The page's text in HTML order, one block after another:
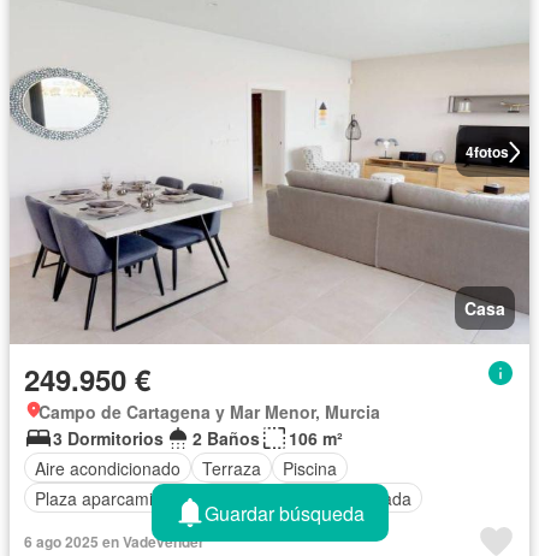
4fotos
Casa
249.950 €
Campo de Cartagena y Mar Menor, Murcia
3 Dormitorios
2 Baños
106 m²
Aire acondicionado
Terraza
Piscina
Plaza aparcamiento
Cocina equipada
6 ago 2025 en Vadevender
Guardar búsqueda